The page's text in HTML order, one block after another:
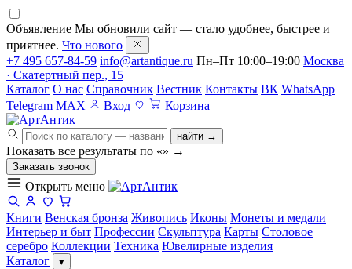
Объявление Мы обновили сайт — стало удобнее, быстрее и
приятнее. Что нового
+7 495 657-84-59 info@artantique.ru Пн–Пт 10:00–19:00 Москва
· Скатертный пер., 15
Каталог О нас Справочник Вестник Контакты ВК WhatsApp
Telegram MAX Вход Корзина
найти →
Показать все результаты по «» →
Заказать звонок
Открыть меню
Книги Венская бронза Живопись Иконы Монеты и медали
Интерьер и быт Профессии Скульптура Карты Столовое
серебро Коллекции Техника Ювелирные изделия
Каталог
▾